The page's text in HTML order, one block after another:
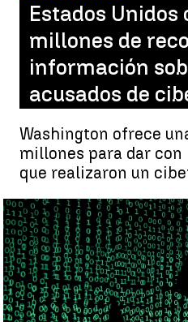
Estados Unidos
millones de
información
acusados de
Washington ofrece
millones para dar con
que realizaron un
Estados Unidos ofrece
rusos